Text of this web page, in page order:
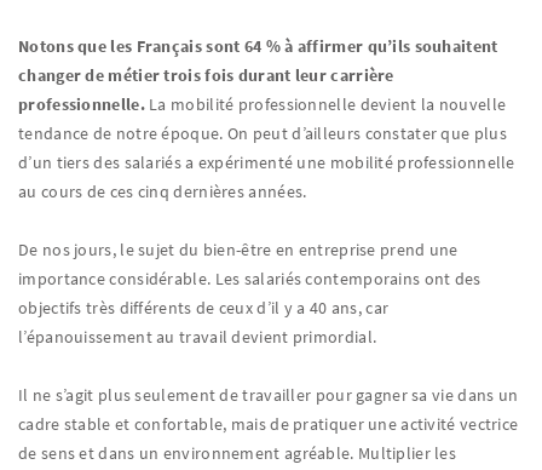
Notons que les Français sont 64 % à affirmer qu’ils souhaitent
changer de métier trois fois durant leur carrière
professionnelle.La mobilité professionnelle devient la nouvelle
tendance de notre époque. On peut d’ailleurs constater que plus
d’un tiers des salariés a expérimenté une mobilité professionnelle
au cours de ces cinq dernières années.
De nos jours, le sujet du bien-être en entreprise prend une
importance considérable. Les salariés contemporains ont des
objectifs très différents de ceux d’il y a 40 ans, car
l’épanouissement au travail devient primordial.
Il ne s’agit plus seulement de travailler pour gagner sa vie dans un
cadre stable et confortable, mais de pratiquer une activité vectrice
de sens et dans un environnement agréable. Multiplier les